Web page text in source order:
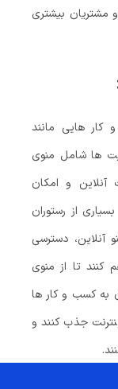
مشتریان بیشتری
کار هایی مانند
ها شامل منوی
و امکان
از رستوران‌
آنلاین، دسترسی
کنند تا از منوی
به کسب‌ و کار ها
جذب کنند و